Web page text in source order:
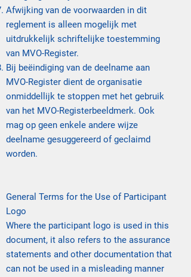
Afwijking van de voorwaarden in dit
reglement is alleen mogelijk met
uitdrukkelijk schriftelijke toestemming
van MVO-Register.
Bij beëindiging van de deelname aan
MVO-Register dient de organisatie
onmiddellijk te stoppen met het gebruik
van het MVO-Registerbeeldmerk. Ook
mag op geen enkele andere wijze
deelname gesuggereerd of geclaimd
worden.
General Terms for the Use of Participant
Logo
Where the participant logo is used in this
document, it also refers to the assurance
statements and other documentation that
can not be used in a misleading manner